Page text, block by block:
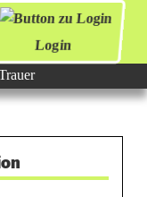
Login